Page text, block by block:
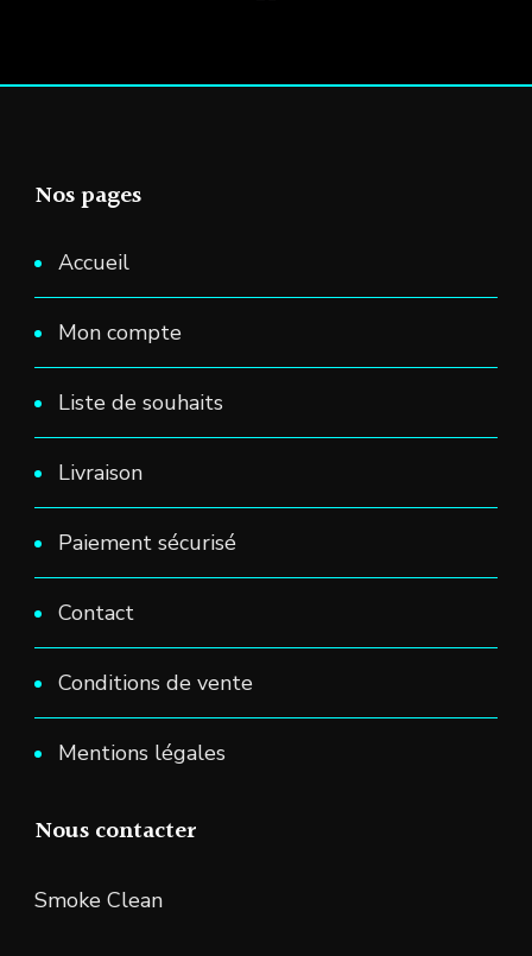
Nos pages
Accueil
Mon compte
Liste de souhaits
Livraison
Paiement sécurisé
Contact
Conditions de vente
Mentions légales
Nous contacter
Smoke Clean